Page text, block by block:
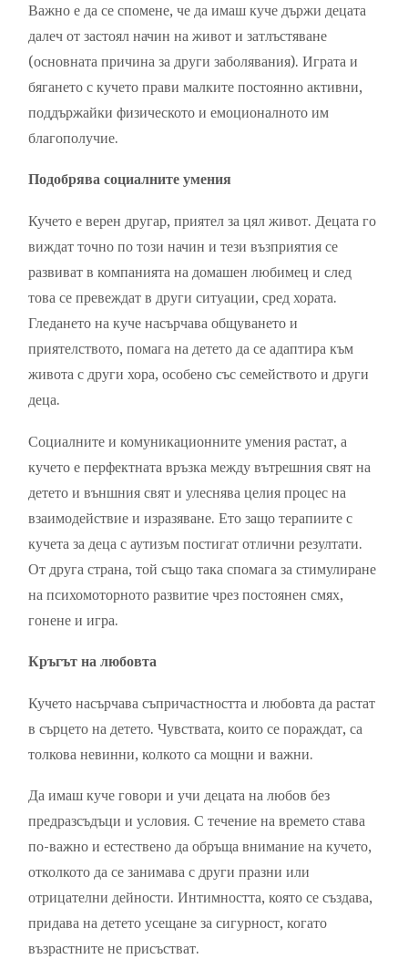
Важно е да се спомене, че да имаш куче държи децата
далеч от застоял начин на живот и затлъстяване
(основната причина за други заболявания). Играта и
бягането с кучето прави малките постоянно активни,
поддържайки физическото и емоционалното им
благополучие.
Подобрява социалните умения
Кучето е верен другар, приятел за цял живот. Децата го
виждат точно по този начин и тези възприятия се
развиват в компанията на домашен любимец и след
това се превеждат в други ситуации, сред хората.
Гледането на куче насърчава общуването и
приятелството, помага на детето да се адаптира към
живота с други хора, особено със семейството и други
деца.
Социалните и комуникационните умения растат, а
кучето е перфектната връзка между вътрешния свят на
детето и външния свят и улеснява целия процес на
взаимодействие и изразяване. Ето защо терапиите с
кучета за деца с аутизъм постигат отлични резултати.
От друга страна, той също така спомага за стимулиране
на психомоторното развитие чрез постоянен смях,
гонене и игра.
Кръгът на любовта
Кучето насърчава съпричастността и любовта да растат
в сърцето на детето. Чувствата, които се пораждат, са
толкова невинни, колкото са мощни и важни.
Да имаш куче говори и учи децата на любов без
предразсъдъци и условия. С течение на времето става
по-важно и естествено да обръща внимание на кучето,
отколкото да се занимава с други празни или
отрицателни дейности. Интимността, която се създава,
придава на детето усещане за сигурност, когато
възрастните не присъстват.